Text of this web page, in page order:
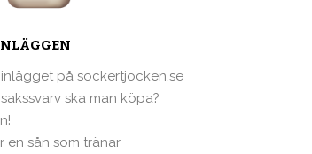
på sockertjocken.se
ska man köpa?
en sån som tränar